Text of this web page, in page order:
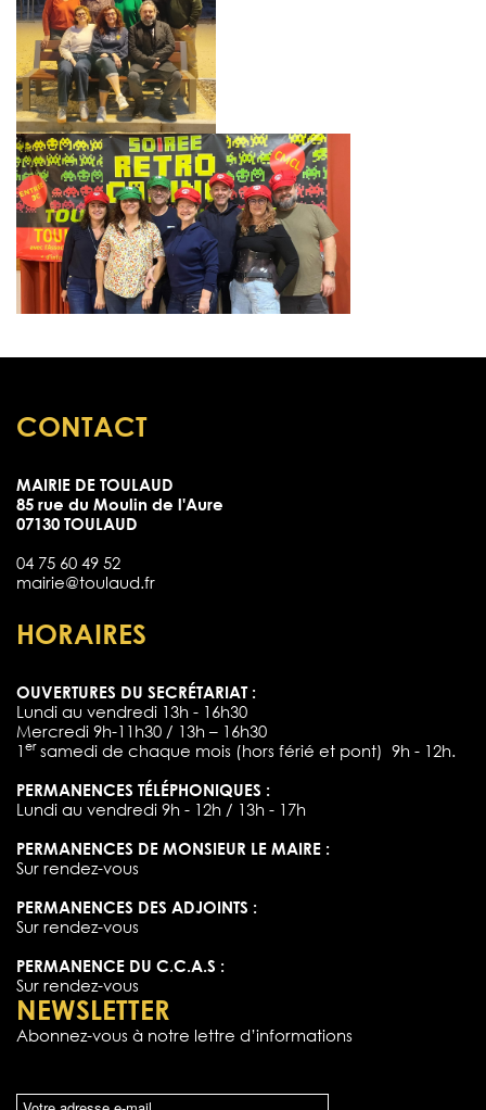
CONTACT
MAIRIE DE TOULAUD
85 rue du Moulin de l'Aure
07130 TOULAUD
04 75 60 49 52
mairie@toulaud.fr
HORAIRES
OUVERTURES DU SECRÉTARIAT :
Lundi au vendredi 13h - 16h30
Mercredi 9h-11h30 / 13h – 16h30
1 ersamedi de chaque mois (hors férié et pont) 9h - 12h.
PERMANENCES TÉLÉPHONIQUES :
Lundi au vendredi 9h - 12h / 13h - 17h
PERMANENCES DE MONSIEUR LE MAIRE :
Sur rendez-vous
PERMANENCES DES ADJOINTS :
Sur rendez-vous
PERMANENCE DU C.C.A.S :
Sur rendez-vous
NEWSLETTER
Abonnez-vous à notre lettre d’informations